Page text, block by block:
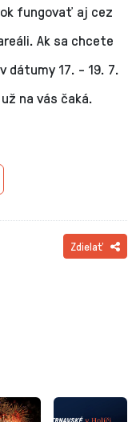
fungovať aj cez
Ak sa chcete
17. - 19. 7.
už na vás čaká.
Zdielať